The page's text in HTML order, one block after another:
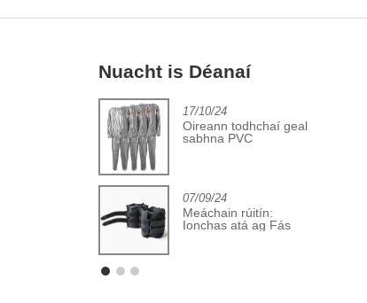
Nuacht is Déanaí
17/10/24
Oireann todhchaí geal
sabhna PVC
07/09/24
Meáchain rúitín:
Ionchas atá ag Fás